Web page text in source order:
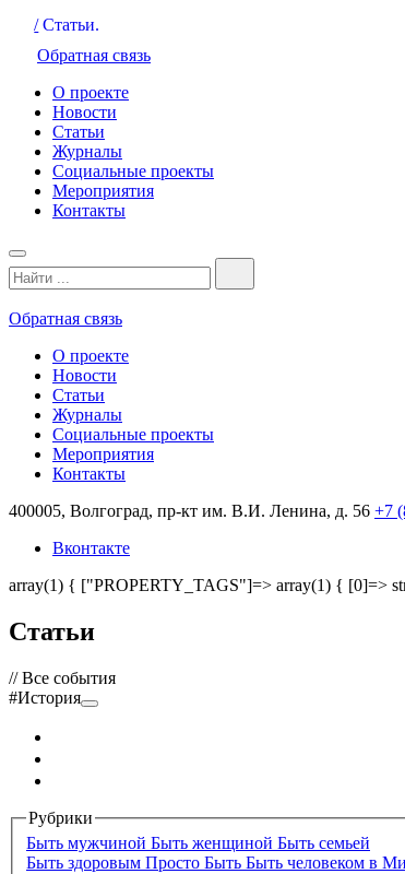
/ Статьи.
Обратная связь
О проекте
Новости
Статьи
Журналы
Социальные проекты
Мероприятия
Контакты
Обратная связь
О проекте
Новости
Статьи
Журналы
Социальные проекты
Мероприятия
Контакты
400005, Волгоград, пр-кт им. В.И. Ленина, д. 56 +7
Вконтакте
array(1) { ["PROPERTY_TAGS"]=> array(1) { [0]=>
Статьи
// Все события
#История
Рубрики
Быть мужчиной Быть женщиной Быть семьей
Быть здоровым Просто Быть Быть человеком в